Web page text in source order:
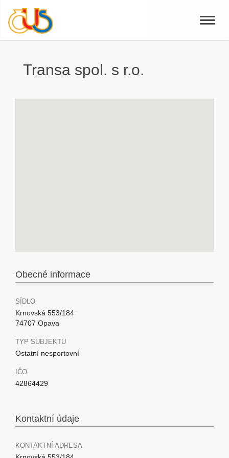
Toggle
Transa spol. s r.o.
Obecné informace
SÍDLO
Krnovská 553/184
74707 Opava
TYP SUBJEKTU
Ostatní nesportovní
IČO
42864429
Kontaktní údaje
KONTAKTNÍ ADRESA